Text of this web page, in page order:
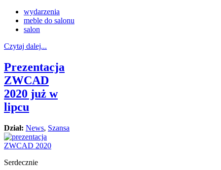
wydarzenia
meble do salonu
salon
Czytaj dalej...
Prezentacja
ZWCAD
2020 już w
lipcu
Dział: News, Szansa
Serdecznie